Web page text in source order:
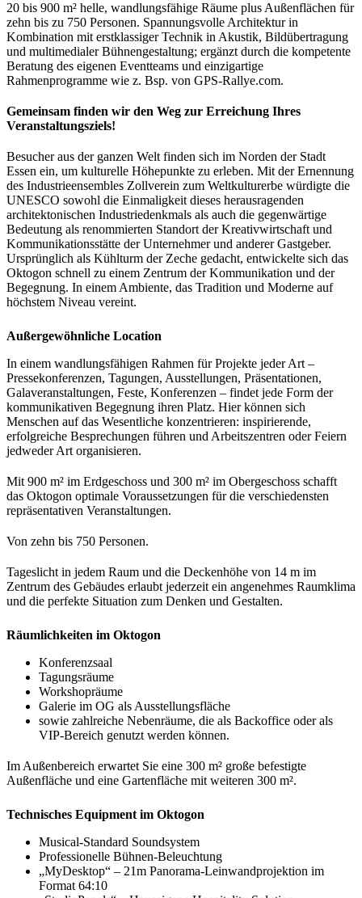
20 bis 900 m² helle, wandlungsfähige Räume plus Außenflächen für
zehn bis zu 750 Personen. Spannungsvolle Architektur in
Kombination mit erstklassiger Technik in Akustik, Bildübertragung
und multimedialer Bühnengestaltung; ergänzt durch die kompetente
Beratung des eigenen Eventteams und einzigartige
Rahmenprogramme wie z. Bsp. von GPS-Rallye.com.
Gemeinsam finden wir den Weg zur Erreichung Ihres
Veranstaltungsziels!
Besucher aus der ganzen Welt finden sich im Norden der Stadt
Essen ein, um kulturelle Höhepunkte zu erleben. Mit der Ernennung
des Industrieensembles Zollverein zum Weltkulturerbe würdigte die
UNESCO sowohl die Einmaligkeit dieses herausragenden
architektonischen Industriedenkmals als auch die gegenwärtige
Bedeutung als renommierten Standort der Kreativwirtschaft und
Kommunikationsstätte der Unternehmer und anderer Gastgeber.
Ursprünglich als Kühlturm der Zeche gedacht, entwickelte sich das
Oktogon schnell zu einem Zentrum der Kommunikation und der
Begegnung. In einem Ambiente, das Tradition und Moderne auf
höchstem Niveau vereint.
Außergewöhnliche Location
In einem wandlungsfähigen Rahmen für Projekte jeder Art –
Pressekonferenzen, Tagungen, Ausstellungen, Präsentationen,
Galaveranstaltungen, Feste, Konferenzen – findet jede Form der
kommunikativen Begegnung ihren Platz. Hier können sich
Menschen auf das Wesentliche konzentrieren: inspirierende,
erfolgreiche Besprechungen führen und Arbeitszentren oder Feiern
jedweder Art organisieren.
Mit 900 m² im Erdgeschoss und 300 m² im Obergeschoss schafft
das Oktogon optimale Voraussetzungen für die verschiedensten
repräsentativen Veranstaltungen.
Von zehn bis 750 Personen.
Tageslicht in jedem Raum und die Deckenhöhe von 14 m im
Zentrum des Gebäudes erlaubt jederzeit ein angenehmes Raumklima
und die perfekte Situation zum Denken und Gestalten.
Räumlichkeiten im Oktogon
Konferenzsaal
Tagungsräume
Workshopräume
Galerie im OG als Ausstellungsfläche
sowie zahlreiche Nebenräume, die als Backoffice oder als
VIP-Bereich genutzt werden können.
Im Außenbereich erwartet Sie eine 300 m² große befestigte
Außenfläche und eine Gartenfläche mit weiteren 300 m².
Technisches Equipment im Oktogon
Musical-Standard Soundsystem
Professionelle Bühnen-Beleuchtung
„MyDesktop“ – 21m Panorama-Leinwandprojektion im
Format 64:10